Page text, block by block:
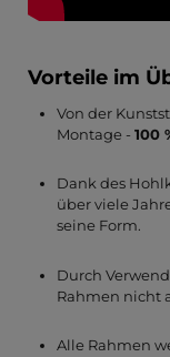
Vorteile im
Von der
Montage - 100
Dank des
über viele
seine Form.
Durch
Rahmen nicht
Alle Rahmen